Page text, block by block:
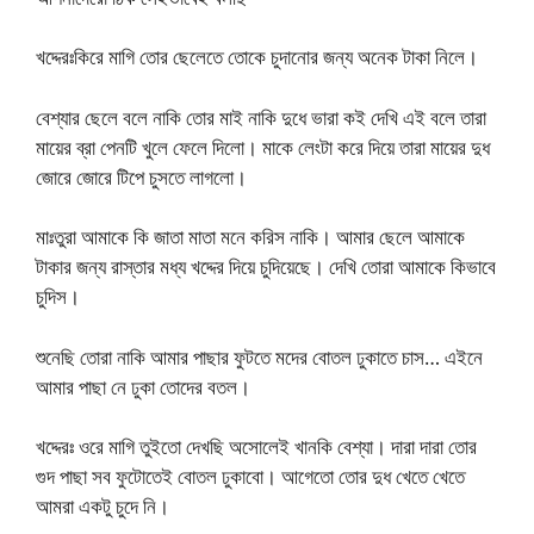
খদ্দেরঃকিরে মাগি তোর ছেলেতে তোকে চুদানোর জন্য অনেক টাকা নিলে।
বেশ্যার ছেলে বলে নাকি তোর মাই নাকি দুধে ভারা কই দেখি এই বলে তারা
মায়ের ব্রা পেনটি খুলে ফেলে দিলো। মাকে লেংটা করে দিয়ে তারা মায়ের দুধ
জোরে জোরে টিপে চুসতে লাগলো।
মাঃতুরা আমাকে কি জাতা মাতা মনে করিস নাকি। আমার ছেলে আমাকে
টাকার জন্য রাস্তার মধ্য খদ্দের দিয়ে চুদিয়েছে। দেখি তোরা আমাকে কিভাবে
চুদিস।
শুনেছি তোরা নাকি আমার পাছার ফুটতে মদের বোতল ঢুকাতে চাস… এইনে
আমার পাছা নে ঢুকা তোদের বতল।
খদ্দেরঃ ওরে মাগি তুইতো দেখছি অসোলেই খানকি বেশ্যা। দারা দারা তোর
গুদ পাছা সব ফুটোতেই বোতল ঢুকাবো। আগেতো তোর দুধ খেতে খেতে
আমরা একটু চুদে নি।